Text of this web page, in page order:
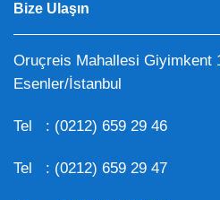
Bize Ulaşın
Oruçreis Mahallesi Giyimkent
Esenler/İstanbul
Tel : (0212) 659 29 46
Tel : (0212) 659 29 47